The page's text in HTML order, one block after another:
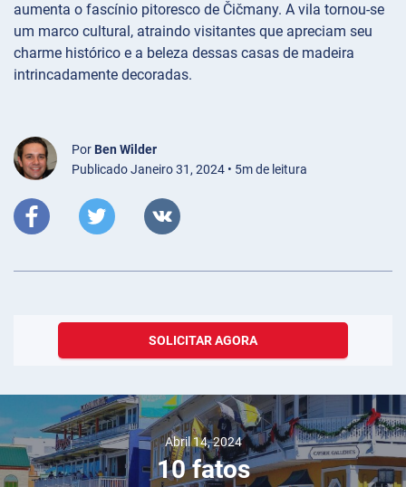
aumenta o fascínio pitoresco de Čičmany. A vila tornou-se
um marco cultural, atraindo visitantes que apreciam seu
charme histórico e a beleza dessas casas de madeira
intrincadamente decoradas.
Por Ben Wilder
Publicado Janeiro 31, 2024 • 5m de leitura
SOLICITAR AGORA
Abril 14, 2024
10 fatos